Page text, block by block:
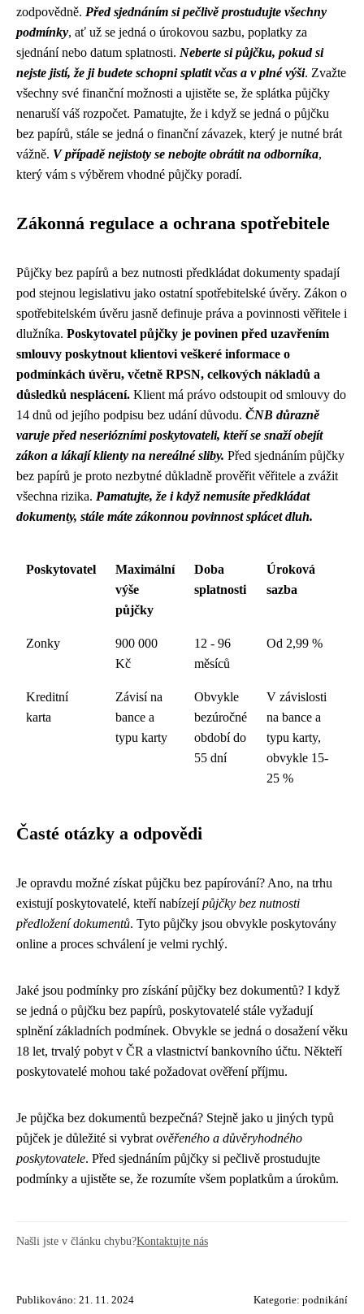
zodpovědně. Před sjednáním si pečlivě prostudujte všechny
podmínky, ať už se jedná o úrokovou sazbu, poplatky za
sjednání nebo datum splatnosti. Neberte si půjčku, pokud si
nejste jistí, že ji budete schopni splatit včas a v plné výši. Zvažte
všechny své finanční možnosti a ujistěte se, že splátka půjčky
nenaruší váš rozpočet. Pamatujte, že i když se jedná o půjčku
bez papírů, stále se jedná o finanční závazek, který je nutné brát
vážně. V případě nejistoty se nebojte obrátit na odborníka,
který vám s výběrem vhodné půjčky poradí.
Zákonná regulace a ochrana spotřebitele
Půjčky bez papírů a bez nutnosti předkládat dokumenty spadají
pod stejnou legislativu jako ostatní spotřebitelské úvěry. Zákon o
spotřebitelském úvěru jasně definuje práva a povinnosti věřitele i
dlužníka. Poskytovatel půjčky je povinen před uzavřením
smlouvy poskytnout klientovi veškeré informace o
podmínkách úvěru, včetně RPSN, celkových nákladů a
důsledků nesplácení. Klient má právo odstoupit od smlouvy do
14 dnů od jejího podpisu bez udání důvodu. ČNB důrazně
varuje před neseriózními poskytovateli, kteří se snaží obejít
zákon a lákají klienty na nereálné sliby. Před sjednáním půjčky
bez papírů je proto nezbytné důkladně prověřit věřitele a zvážit
všechna rizika. Pamatujte, že i když nemusíte předkládat
dokumenty, stále máte zákonnou povinnost splácet dluh.
Poskytovatel
Maximální
výše
půjčky
Doba
splatnosti
Úroková
sazba
Zonky
900 000
Kč
12 - 96
měsíců
Od 2,99 %
Kreditní
karta
Závisí na
bance a
typu karty
Obvykle
bezúročné
období do
55 dní
V závislosti
na bance a
typu karty,
obvykle 15-
25 %
Časté otázky a odpovědi
Je opravdu možné získat půjčku bez papírování? Ano, na trhu
existují poskytovatelé, kteří nabízejípůjčky bez nutnosti
předložení dokumentů. Tyto půjčky jsou obvykle poskytovány
online a proces schválení je velmi rychlý.
Jaké jsou podmínky pro získání půjčky bez dokumentů? I když
se jedná o půjčku bez papírů, poskytovatelé stále vyžadují
splnění základních podmínek. Obvykle se jedná o dosažení věku
18 let, trvalý pobyt v ČR a vlastnictví bankovního účtu. Někteří
poskytovatelé mohou také požadovat ověření příjmu.
Je půjčka bez dokumentů bezpečná? Stejně jako u jiných typů
půjček je důležité si vybrat ověřeného a důvěryhodného
poskytovatele. Před sjednáním půjčky si pečlivě prostudujte
podmínky a ujistěte se, že rozumíte všem poplatkům a úrokům.
Našli jste v článku chybu?Kontaktujte nás
Publikováno: 21. 11. 2024 Kategorie: podnikání